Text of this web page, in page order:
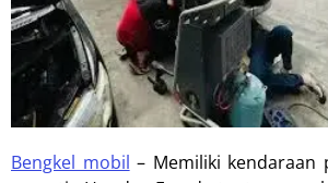
Bengkel mobil – Memiliki kendaraan